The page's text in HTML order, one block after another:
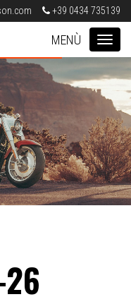
+39 0434 735139
Pordenone